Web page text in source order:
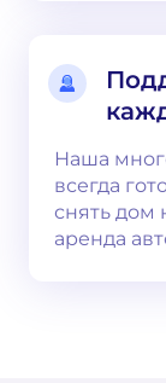
Наша
всегда
снять дом
аренда